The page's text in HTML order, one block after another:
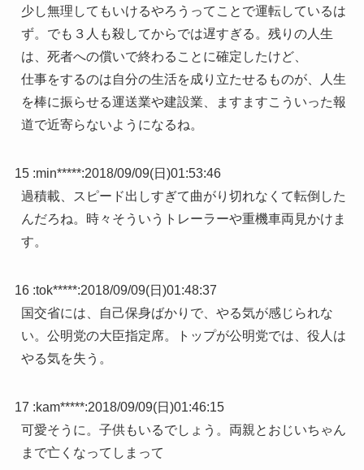
少し無理してもいけるやろうってことで運転しているは
ず。でも３人も殺してからでは遅すぎる。残りの人生
は、死者への償いで終わることに確定したけど、
仕事をするのは自分の生活を成り立たせるものが、人生
を棒に振らせる運送業や建設業、ますますこういった報
道で近寄らないようになるね。
15 :min*****:2018/09/09(日)01:53:46
過積載、スピード出しすぎて曲がり切れなくて転倒した
んだろね。時々そういうトレーラーや重機車両見かけま
す。
16 :tok*****:2018/09/09(日)01:48:37
国交省には、自己保身ばかりで、やる気が感じられな
い。公明党の大臣指定席。トップが公明党では、役人は
やる気を失う。
17 :kam*****:2018/09/09(日)01:46:15
可愛そうに。子供もいるでしょう。両親とおじいちゃん
まで亡くなってしまって